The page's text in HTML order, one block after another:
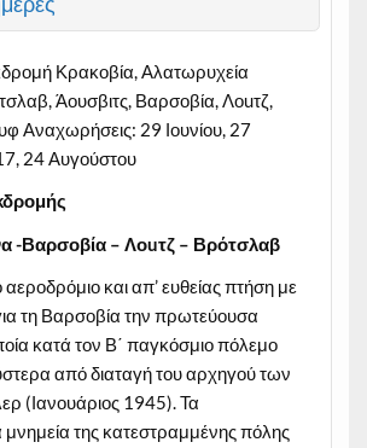
Κρακοβία, Αλατωρυχεία
Άουσβιτς, Βαρσοβία, Λοuτζ,
Αναχωρήσεις: 29 Ιουνίου, 27
24 Αυγούστου
-Βαρσοβία – Λοuτζ – Βρότσλαβ
και απ’ ευθείας πτήση με
τη Βαρσοβία την πρωτεύουσα
κατά τον Β΄ παγκόσμιο πόλεμο
από διαταγή του αρχηγού των
(Ιανουάριος 1945). Τα
μνημεία της κατεστραμμένης πόλης